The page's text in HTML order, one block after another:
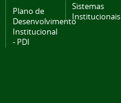
Plano de
Desenvolvimento
Institucional
- PDI
Sistemas
Institucionais